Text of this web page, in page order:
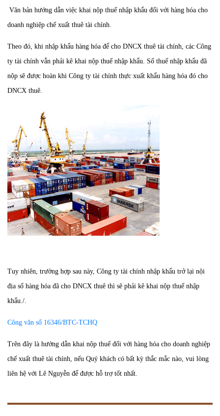
Văn bản hướng dẫn việc khai nộp thuế nhập khẩu đối với hàng hóa cho
doanh nghiệp chế xuất thuê tài chính.
Theo đó, khi nhập khẩu hàng hóa để cho DNCX thuê tài chính, các Công
ty tài chính vẫn phải kê khai nộp thuế nhập khẩu. Số thuế nhập khẩu đã
nộp sẽ được hoàn khi Công ty tài chính thực xuất khẩu hàng hóa đó cho
DNCX thuê.
Tuy nhiên, trường hợp sau này, Công ty tài chính nhập khẩu trở lại nội
địa số hàng hóa đã cho DNCX thuê thì sẽ phải kê khai nộp thuế nhập
khẩu./.
Công văn số 16346/BTC-TCHQ
Trên đây là hướng dẫn khai nộp thuế đối với hàng hóa cho doanh nghiệp
chế xuất thuê tài chính, nếu Quý khách có bất kỳ thắc mắc nào, vui lòng
liên hệ với Lê Nguyễn để được hỗ trợ tốt nhất.